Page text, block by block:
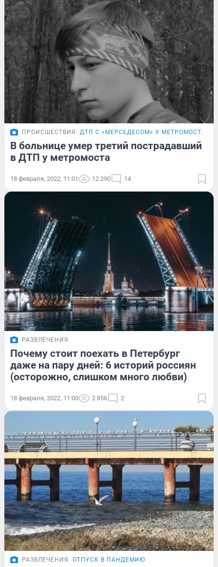
ПРОИСШЕСТВИЯ ДТП С «МЕРСЕДЕСОМ» У МЕТРОМОСТА
В больнице умер третий пострадавший
в ДТП у метромоста
18 февраля, 2022, 11:01 12 290 14
РАЗВЛЕЧЕНИЯ
Почему стоит поехать в Петербург
даже на пару дней: 6 историй россиян
(осторожно, слишком много любви)
18 февраля, 2022, 11:00 2 856 2
РАЗВЛЕЧЕНИЯ ОТПУСК В ПАНДЕМИЮ